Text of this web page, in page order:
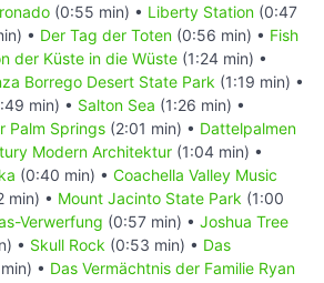
(0:55 min) • Liberty Station (0:47
• Der Tag der Toten (0:56 min) • Fish
der Küste in die Wüste (1:24 min) •
Borrego Desert State Park (1:19 min) •
min) • Salton Sea (1:26 min) •
Palm Springs (2:01 min) • Dattelpalmen
Modern Architektur (1:04 min) •
(0:40 min) • Coachella Valley Music
min) • Mount Jacinto State Park (1:00
Verwerfung (0:57 min) • Joshua Tree
• Skull Rock (0:53 min) • Das
• Das Vermächtnis der Familie Ryan